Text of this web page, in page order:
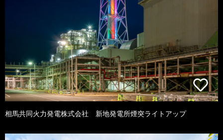
相馬共同火力発電株式会社 新地発電所煙突ライトアップ